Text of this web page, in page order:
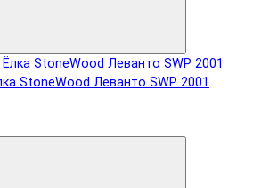
StoneWood Леванто SWP 2001